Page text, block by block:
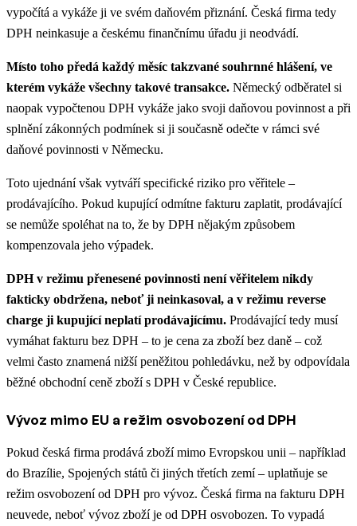
vypočítá a vykáže ji ve svém daňovém přiznání. Česká firma tedy
DPH neinkasuje a českému finančnímu úřadu ji neodvádí.
Místo toho předá každý měsíc takzvané souhrnné hlášení, ve
kterém vykáže všechny takové transakce. Německý odběratel si
naopak vypočtenou DPH vykáže jako svoji daňovou povinnost a při
splnění zákonných podmínek si ji současně odečte v rámci své
daňové povinnosti v Německu.
Toto ujednání však vytváří specifické riziko pro věřitele –
prodávajícího. Pokud kupující odmítne fakturu zaplatit, prodávající
se nemůže spoléhat na to, že by DPH nějakým způsobem
kompenzovala jeho výpadek.
DPH v režimu přenesené povinnosti není věřitelem nikdy
fakticky obdržena, neboť ji neinkasoval, a v režimu reverse
charge ji kupující neplatí prodávajícímu. Prodávající tedy musí
vymáhat fakturu bez DPH – to je cena za zboží bez daně – což
velmi často znamená nižší peněžitou pohledávku, než by odpovídala
běžné obchodní ceně zboží s DPH v České republice.
Vývoz mimo EU a režim osvobození od DPH
Pokud česká firma prodává zboží mimo Evropskou unii – například
do Brazílie, Spojených států či jiných třetích zemí – uplatňuje se
režim osvobození od DPH pro vývoz. Česká firma na fakturu DPH
neuvede, neboť vývoz zboží je od DPH osvobozen. To vypadá